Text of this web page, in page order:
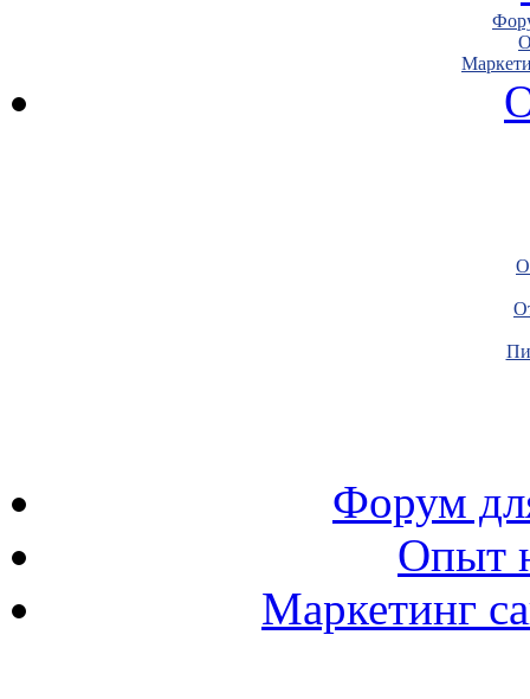
Форум
Опыт
Маркетинг